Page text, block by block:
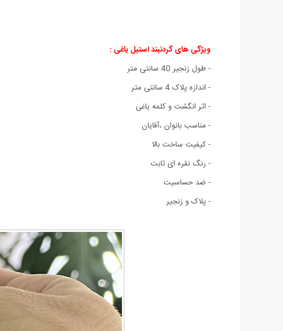
ویژگی های گردنبند استیل یاغی :
- طول زنجیر 40 سانتی متر
- اندازه پلاک 4 سانتی متر
- اثر انگشت و کلمه یاغی
- مناسب بانوان ،آقایان
- کیفیت ساخت بالا
- رنگ نقره ای ثابت
- ضد حساسیت
- پلاک و زنجیر